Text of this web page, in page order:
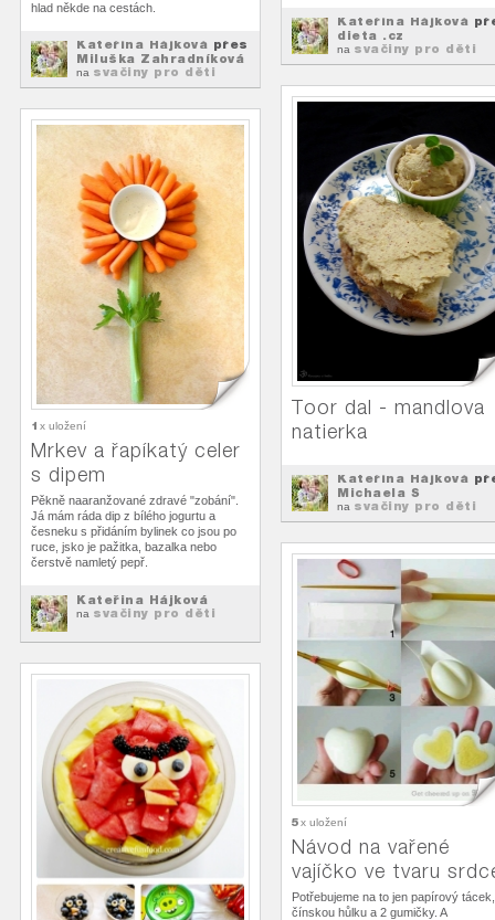
Kateřina Hájková
dieta .cz
na svačiny pro děti
hlad někde na cestách.
Kateřina Hájková přes
Miluška Zahradníková
na svačiny pro děti
Toor dal - mandlova
natierka
Kateřina Hájková
Michaela S
na svačiny pro děti
1 x uložení
Mrkev a řapíkatý celer
s dipem
Pěkně naaranžované zdravé "zobání".
Já mám ráda dip z bílého jogurtu a
česneku s přidáním bylinek co jsou po
ruce, jsko je pažitka, bazalka nebo
čerstvě namletý pepř.
Kateřina Hájková
na svačiny pro děti
5x uložení
Návod na vařené
vajíčko ve tvaru
Potřebujeme na to jen papírový tácek,
čínskou hůlku a 2 gumičky. A